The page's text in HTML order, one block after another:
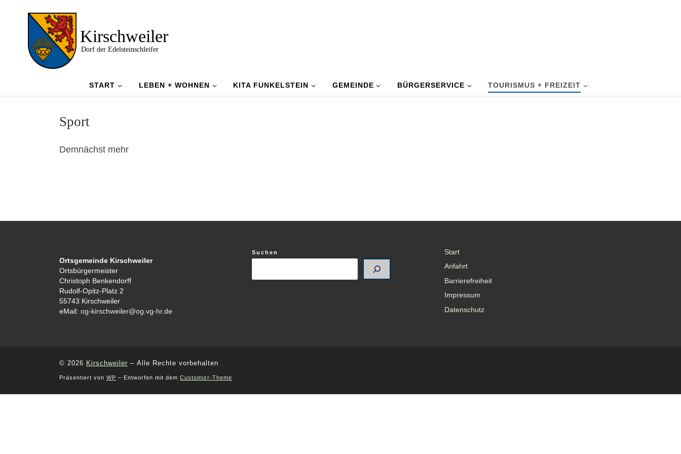
Zum Inhalt springen
Kirschweiler
Dorf der Edelsteinschleifer
START LEBEN + WOHNEN KITA FUNKELSTEIN GEMEINDE BÜRGERSERVICE TOURISMUS + FREIZEIT
Sport
Demnächst mehr
Ortsgemeinde Kirschweiler
Ortsbürgermeister
Christoph Benkendorff
Rudolf-Opitz-Platz 2
55743 Kirschweiler
eMail: og-kirschweiler@og.vg-hr.de
Suchen
Start
Anfahrt
Barrierefreiheit
Impressum
Datenschutz
© 2026 Kirschweiler – Alle Rechte vorbehalten
Präsentiert von WP – Entworfen mit dem Customizr-Theme